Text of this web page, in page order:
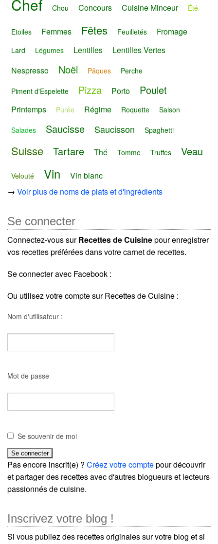
Chef Chou Concours Cuisine Minceur Été
Etoiles Femmes Fêtes Feuilletés Fromage
Lard Légumes Lentilles
Lentilles Vertes
Nespresso
Noël Pâques Perche
Piment d'Espelette Pizza Porto Poulet
Printemps Purée Régime Roquette Saison
Salades Saucisse Saucisson Spaghetti
Suisse Tartare Thé Tomme Truffes Veau
Velouté Vin
Vin blanc
→ Voir plus de noms de plats et d'ingrédients
Se connecter
Connectez-vous surRecettes de Cuisinepour enregistrer
vos recettes préférées dans votre carnet de recettes.
Se connecter avec Facebook :
Ou utilisez votre compte sur Recettes de Cuisine :
Nom d'utilisateur :
Mot de passe
Se souvenir de moi
Pas encore inscrit(e) ? Créez votre comptepour découvrir
et partager des recettes avec d'autres blogueurs et lecteurs
passionnés de cuisine.
Inscrivez votre blog !
Si vous publiez des recettes originales sur votre blog et si